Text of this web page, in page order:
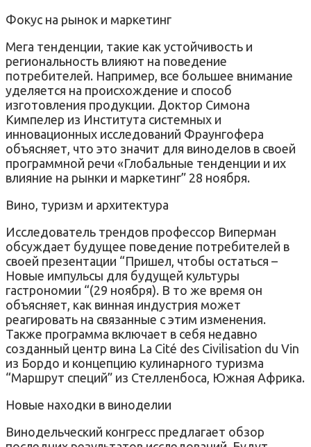
Фокус на рынок и маркетинг
Мега тенденции, такие как устойчивость и
региональность влияют на поведение
потребителей. Например, все большее внимание
уделяется на происхождение и способ
изготовления продукции. Доктор Симона
Кимпелер из Института системных и
инновационных исследований Фраунгофера
объясняет, что это значит для виноделов в своей
программной речи «Глобальные тенденции и их
влияние на рынки и маркетинг” 28 ноября.
Вино, туризм и архитектура
Исследователь трендов профессор Виперман
обсуждает будущее поведение потребителей в
своей презентации “Пришел, чтобы остаться –
Новые импульсы для будущей культуры
гастрономии “(29 ноября). В то же время он
объясняет, как винная индустрия может
реагировать на связанные с этим изменения.
Также программа включает в себя недавно
созданный центр вина La Cité des Civilisation du Vin
из Бордо и концепцию кулинарного туризма
“Маршрут специй” из Стелленбоса, Южная Африка.
Новые находки в виноделии
Винодельческий конгресс предлагает обзор